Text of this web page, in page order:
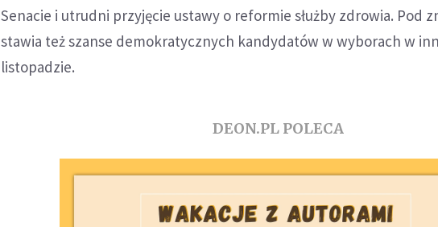
Senacie i utrudni przyjęcie ustawy o reformie służby zdrowia. Pod
stawia też szanse demokratycznych kandydatów w wyborach w
listopadzie.
DEON.PL POLECA